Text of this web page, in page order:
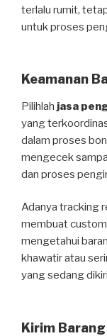
terlalu rumit,
untuk proses
Keamanan
Pilihlah jasa
yang
dalam proses
mengecek
dan proses
Adanya tracking
membuat
mengetahui
khawatir atau
yang sedang
Kirim